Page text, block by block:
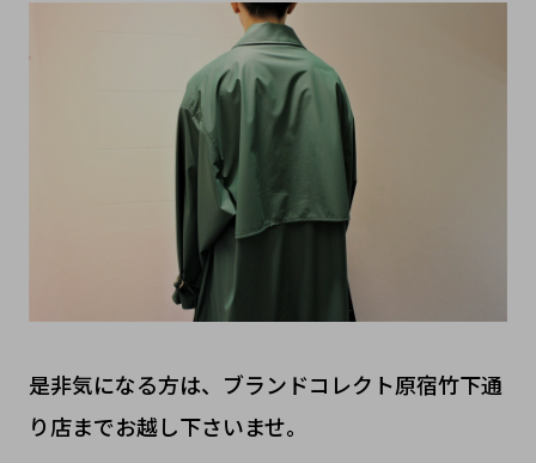
是非気になる方は、ブランドコレクト原宿竹下通
り店までお越し下さいませ。